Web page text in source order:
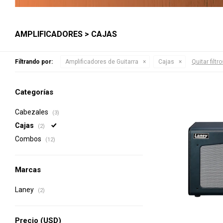
AMPLIFICADORES > CAJAS
Filtrando por: Amplificadores de Guitarra Cajas Quitar
Categorías
Cabezales (3)
Cajas (2)
Combos (12)
Marcas
Laney (2)
Precio (USD)